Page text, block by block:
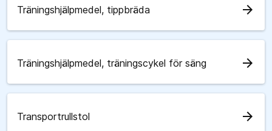
Träningshjälpmedel, tippbräda arrow_forward
Träningshjälpmedel, träningscykel för säng arrow_forward
Transportrullstol arrow_forward